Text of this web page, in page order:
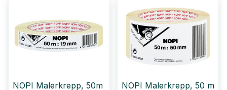
NOPI Malerkrepp, 50m NOPI Malerkrepp, 50 m